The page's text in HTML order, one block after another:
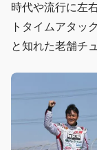
時代や流行に左
トタイムアタッ
と知れた老舗チ